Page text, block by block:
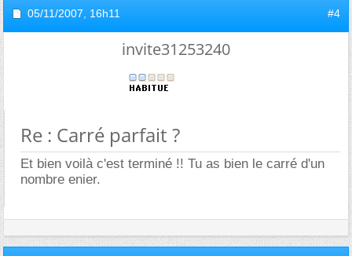
05/11/2007, 16h11 #4
invite31253240
Re : Carré parfait ?
Et bien voilà c'est terminé !! Tu as bien le carré d'un
nombre enier.